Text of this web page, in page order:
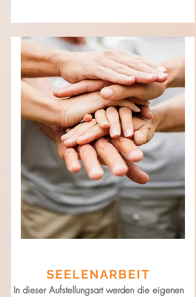
Trauer
SEELENARBEIT
In dieser Aufstellungsart werden die eigenen